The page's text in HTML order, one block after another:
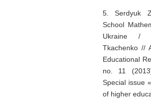
5. Serdyuk
School
Ukraine /
Tkachenko //
Educational
no. 11
Special issue
of higher